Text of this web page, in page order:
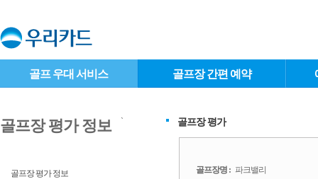
골프 우대 서비스 골프장 간편 예약
골프장 평가 정보
골프장 평가 정보
` 골프장 평가
골프장명 : 파크밸리